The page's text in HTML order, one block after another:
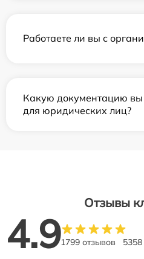
Работаете ли вы с
Какую документацию вы
для юридических лиц?
Отзывы
4.91799 отзывов